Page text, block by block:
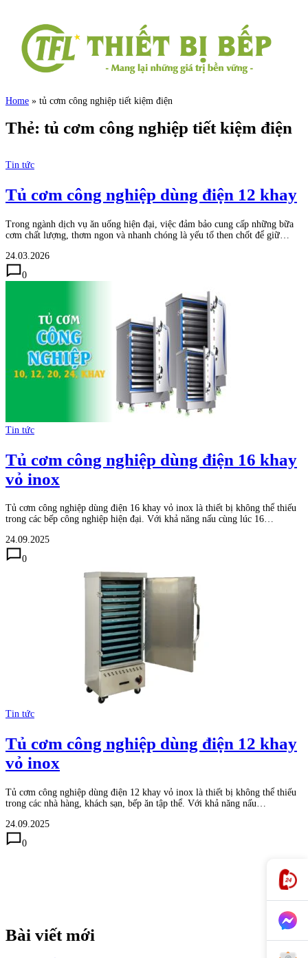
Home » tủ cơm công nghiệp tiết kiệm điện
Thẻ: tủ cơm công nghiệp tiết kiệm điện
Tin tức
Tủ cơm công nghiệp dùng điện 12 khay
Trong ngành dịch vụ ăn uống hiện đại, việc đảm bảo cung cấp những bữa
cơm chất lượng, thơm ngon và nhanh chóng là yếu tố then chốt để giữ…
24.03.2026
0
Tin tức
Tủ cơm công nghiệp dùng điện 16 khay
vỏ inox
Tủ cơm công nghiệp dùng điện 16 khay vỏ inox là thiết bị không thể thiếu
trong các bếp công nghiệp hiện đại. Với khả năng nấu cùng lúc 16…
24.09.2025
0
Tin tức
Tủ cơm công nghiệp dùng điện 12 khay
vỏ inox
Tủ cơm công nghiệp dùng điện 12 khay vỏ inox là thiết bị không thể thiếu
trong các nhà hàng, khách sạn, bếp ăn tập thể. Với khả năng nấu…
24.09.2025
0
Bài viết mới